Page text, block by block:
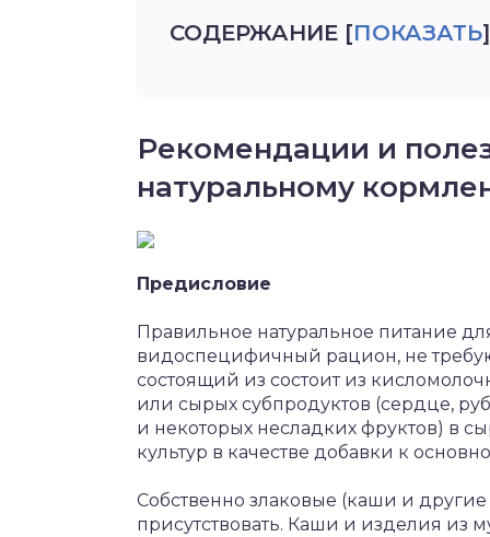
СОДЕРЖАНИЕ [ПОКАЗАТЬ]
Рекомендации и
натуральному
Предисловие
Правильное натуральное питание
видоспецифичный рацион, не
состоящий из состоит из
или сырых субпродуктов (сердце,
и некоторых несладких фруктов) в
культур в качестве добавки к
Собственно злаковые (каши и
присутствовать. Каши и изделия из